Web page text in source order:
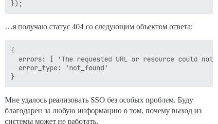
…я получаю статус 404 со следующим объектом ответа:
{
errors: [ 'The requested URL or resource could not
  error_type: 'not_found'
Мне удалось реализовать SSO без особых проблем. Буду
благодарен за любую информацию о том, почему выход из
системы может не работать.